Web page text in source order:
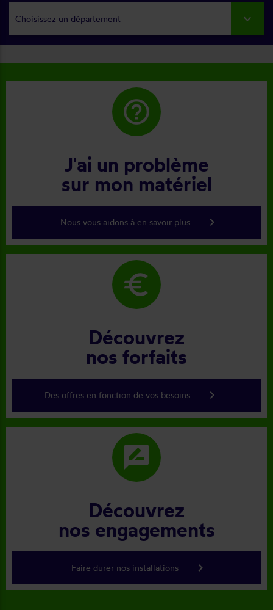
Choisissez un département
help_outline
J'ai un problème
sur mon matériel
Nous vous aidons à en savoir plus keyboard_arrow_right
euro
Découvrez
nos forfaits
Des offres en fonction de vos besoins keyboard_arrow_right
rate_review
Découvrez
nos engagements
Faire durer nos installations keyboard_arrow_right